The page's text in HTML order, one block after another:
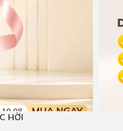
HỜI